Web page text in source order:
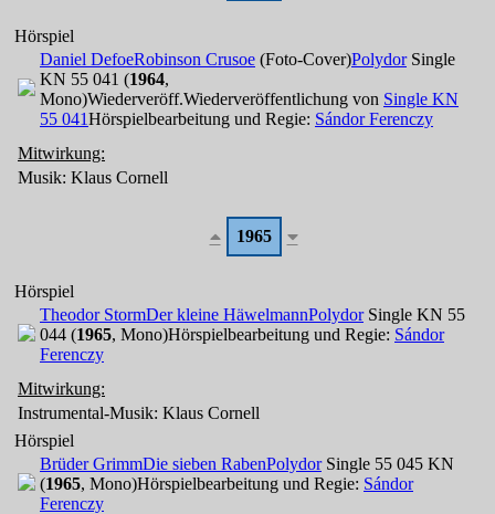
Hörspiel
Daniel DefoeRobinson Crusoe (Foto-Cover)PolydorSingle
KN 55 041 (1964,
Mono)Wiederveröff.Wiederveröffentlichung von Single KN
55 041Hörspielbearbeitung und Regie: Sándor Ferenczy
Mitwirkung:
Musik: Klaus Cornell
1965
Hörspiel
Theodor StormDer kleine HäwelmannPolydorSingle KN 55
044 (1965, Mono)Hörspielbearbeitung und Regie: Sándor
Ferenczy
Mitwirkung:
Instrumental-Musik: Klaus Cornell
Hörspiel
Brüder GrimmDie sieben RabenPolydorSingle 55 045 KN
(1965, Mono)Hörspielbearbeitung und Regie: Sándor
Ferenczy